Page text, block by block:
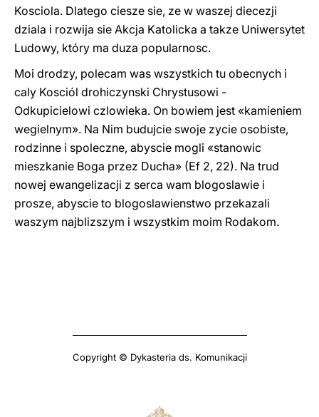
Kosciola. Dlatego ciesze sie, ze w waszej diecezji
dziala i rozwija sie Akcja Katolicka a takze Uniwersytet
Ludowy, który ma duza popularnosc.
Moi drodzy, polecam was wszystkich tu obecnych i
caly Kosciól drohiczynski Chrystusowi -
Odkupicielowi czlowieka. On bowiem jest «kamieniem
wegielnym». Na Nim budujcie swoje zycie osobiste,
rodzinne i spoleczne, abyscie mogli «stanowic
mieszkanie Boga przez Ducha» (Ef 2, 22). Na trud
nowej ewangelizacji z serca wam blogoslawie i
prosze, abyscie to blogoslawienstwo przekazali
waszym najblizszym i wszystkim moim Rodakom.
Copyright © Dykasteria ds. Komunikacji